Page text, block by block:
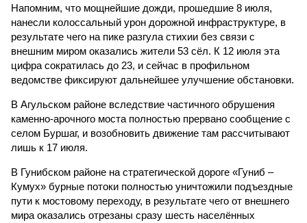
Напомним, что мощнейшие дожди, прошедшие 8 июля,
нанесли колоссальный урон дорожной инфраструктуре, в
результате чего на пике разгула стихии без связи с
внешним миром оказались жители 53 сёл. К 12 июля эта
цифра сократилась до 23, и сейчас в профильном
ведомстве фиксируют дальнейшее улучшение обстановки.
В Агульском районе вследствие частичного обрушения
каменно-арочного моста полностью прервано сообщение с
селом Буршаг, и возобновить движение там рассчитывают
лишь к 17 июля.
В Гунибском районе на стратегической дороге «Гуниб –
Кумух» бурные потоки полностью уничтожили подъездные
пути к мостовому переходу, в результате чего от внешнего
мира оказались отрезаны сразу шесть населённых